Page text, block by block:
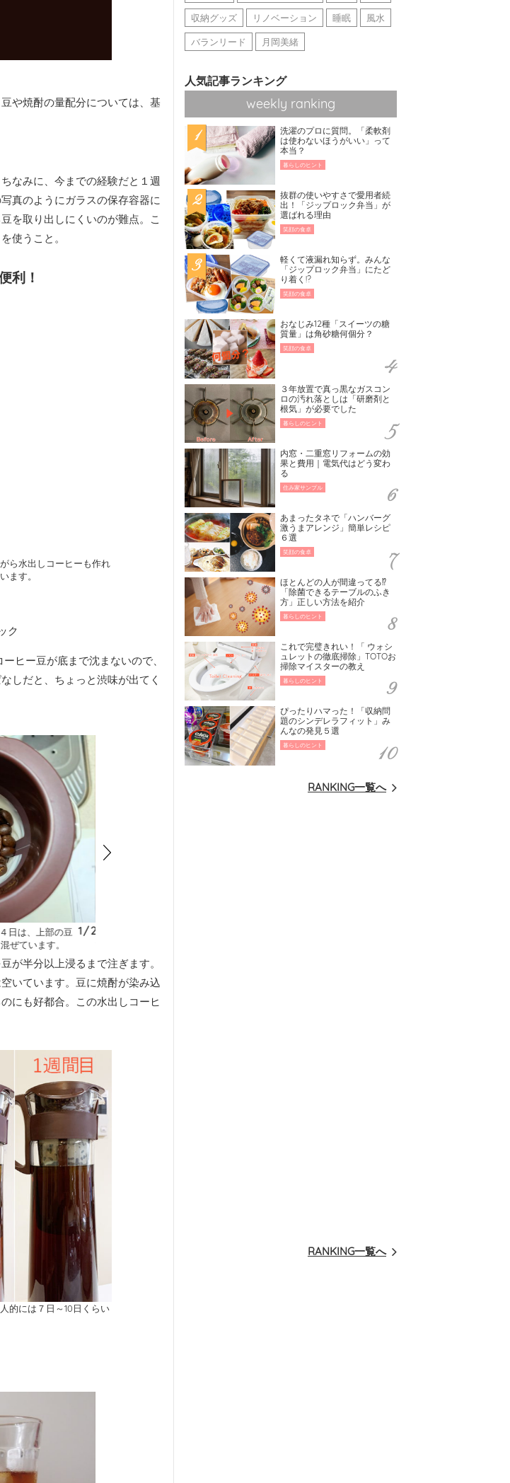
や焼酎の量配分については、基
なみに、今までの経験だと１週
真のようにガラスの保存容器に
を取り出しにくいのが難点。こ
使うこと。
利！
ら水出しコーヒーも作れ
ます。
ク
ヒー豆が底まで沈まないので、
しだと、ちょっと渋味が出てく
日は、上部の豆
ぜています。
1/2浮いている豆が、漬けて何日か経過すると沈んできます。沈ん
が半分以上浸るまで注ぎます。
いています。豆に焼酎が染み込
にも好都合。この水出しコーヒ
的には７日～10日くらい
収納グッズ リノベーション 睡眠 風水
バランリード 月岡美緒
人気記事ランキング
weekly ranking
洗濯のプロに質問。「柔軟剤
は使わないほうがいい」って
本当？
暮らしのヒント
抜群の使いやすさで愛用者続
出！「ジップロック弁当」が
選ばれる理由
笑顔の食卓
軽くて液漏れ知らず。みんな
「ジップロック弁当」にたど
り着く!?
笑顔の食卓
おなじみ12種「スイーツの糖
質量」は角砂糖何個分？
笑顔の食卓
３年放置で真っ黒なガスコン
ロの汚れ落としは「研磨剤と
根気」が必要でした
暮らしのヒント
内窓・二重窓リフォームの効
果と費用｜電気代はどう変わ
る
住み家サンプル
あまったタネで「ハンバーグ
激うまアレンジ」簡単レシピ
６選
笑顔の食卓
ほとんどの人が間違ってる⁉
「除菌できるテーブルのふき
方」正しい方法を紹介
暮らしのヒント
これで完璧きれい！「 ウォシ
ュレットの徹底掃除」TOTOお
掃除マイスターの教え
暮らしのヒント
ぴったりハマった！「収納問
題のシンデレラフィット」み
んなの発見５選
暮らしのヒント
RANKING一覧へ
RANKING一覧へ